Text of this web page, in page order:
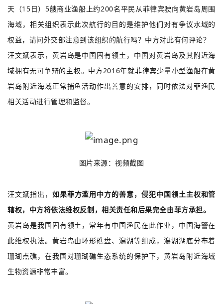
天（15日）5艘商业渔船上约200名平民从菲律宾驶向黄岩岛周围
海域，相关组织表示此次航行的目的是维护他们对有争议水域的
权益，请问外交部注意到该组织的航行吗？中方对此有何评论？
汪文斌表示，黄岩岛是中国固有领土，中国对黄岩岛及其附近海
域拥有无可争辩的主权。中方2016年就菲律宾少量小型渔船在黄
岩岛附近海域正常捕鱼活动作出善意的安排，同时依法对菲渔民
相关活动进行管理和监督。
图片来源：视频截图
汪文斌指出， 如果菲方滥用中方的善意，侵犯中国领土主权和管
辖权，中方将依法维权反制，相关责任和后果完全由菲方承担。
黄岩岛是我国固有领土，常年有中国渔民在此作业，中国海警在
此维权执法。黄岩岛由环形礁盘、潟湖等组成，潟湖湖底分布着
珊瑚点礁，在我国对珊瑚礁生态系统的保护下，黄岩岛附近海域
生物资源非常丰富。